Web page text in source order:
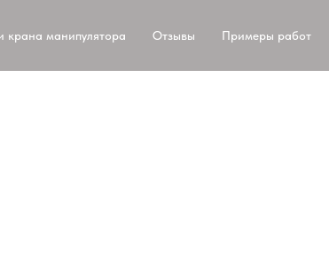
крана манипулятора Отзывы Примеры работ